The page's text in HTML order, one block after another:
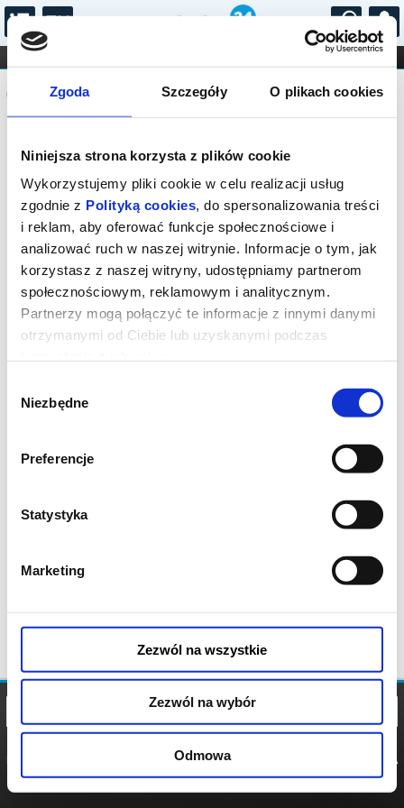
Zgoda Szczegóły O plikach cookies
Niniejsza strona korzysta z plików cookie
Wykorzystujemy pliki cookie w celu realizacji usług
zgodnie z Polityką cookies, do spersonalizowania treści
i reklam, aby oferować funkcje społecznościowe i
analizować ruch w naszej witrynie. Informacje o tym, jak
korzystasz z naszej witryny, udostępniamy partnerom
społecznościowym, reklamowym i analitycznym.
Partnerzy mogą połączyć te informacje z innymi danymi
otrzymanymi od Ciebie lub uzyskanymi podczas
zgody
Niezbędne
Preferencje
Statystyka
Marketing
Zezwól na wszystkie
Zezwól na wybór
Odmowa
...
FILHARMONIA OPERA I BALET
STAND-UP
DLA DZIECI
Komunikat
Sprzedaż biletów on-line na wydarzenie
została zakończona.
POLITYKA
POLITYKA